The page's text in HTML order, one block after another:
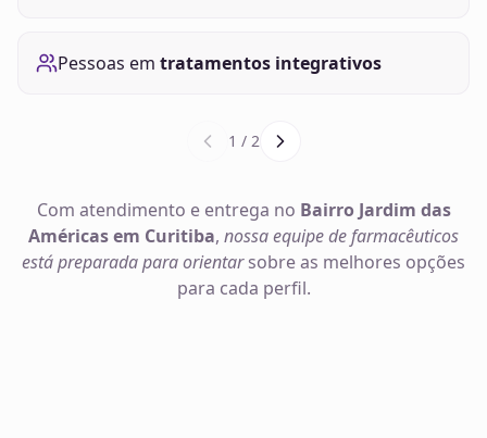
Pessoas em tratamentos integrativos
1 / 2
Com atendimento e entrega no Bairro Jardim das
Américas em Curitiba, nossa equipe de farmacêuticos
está preparada para orientarsobre as melhores opções
para cada perfil.